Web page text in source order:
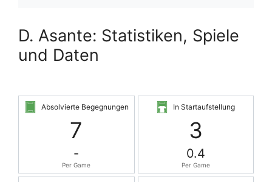
D. Asante: Statistiken, Spiele
und Daten
Absolvierte Begegnungen
7
-
Per Game
In Startaufstellung
3
0.4
Per Game